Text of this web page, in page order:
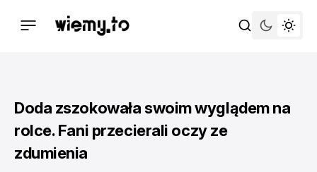
Doda zszokowała swoim wyglądem na
rolce. Fani przecierali oczy ze
zdumienia